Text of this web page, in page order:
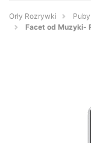
Orły Rozrywki
Facet od Muzyki-